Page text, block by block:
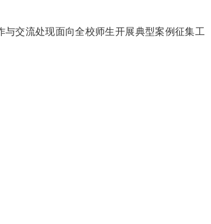
交流处现面向全校师生开展典型案例征集工